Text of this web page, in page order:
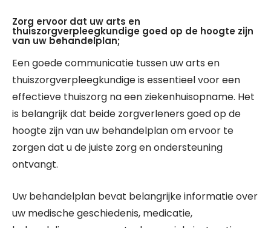
Zorg ervoor dat uw arts en
thuiszorgverpleegkundige goed op de hoogte zijn
van uw behandelplan;
Een goede communicatie tussen uw arts en
thuiszorgverpleegkundige is essentieel voor een
effectieve thuiszorg na een ziekenhuisopname. Het
is belangrijk dat beide zorgverleners goed op de
hoogte zijn van uw behandelplan om ervoor te
zorgen dat u de juiste zorg en ondersteuning
ontvangt.
Uw behandelplan bevat belangrijke informatie over
uw medische geschiedenis, medicatie,